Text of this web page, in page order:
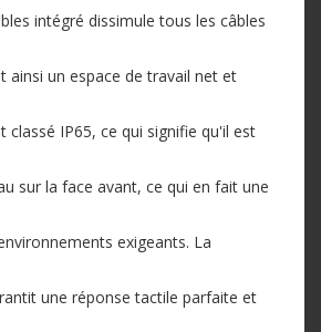
intégré dissimule tous les câbles
ainsi un espace de travail net et
classé IP65, ce qui signifie qu'il est
sur la face avant, ce qui en fait une
exigeants. La
une réponse tactile parfaite et